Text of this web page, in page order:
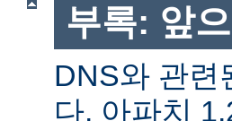
부록: 앞
DNS와 관련
다. 아파치